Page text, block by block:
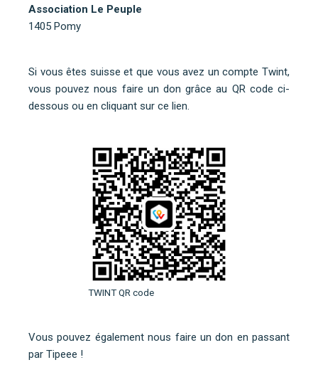
Association Le Peuple
1405 Pomy
Si vous êtes suisse et que vous avez un compte Twint,
vous pouvez nous faire un don grâce au QR code ci-
dessous ou en cliquant sur ce lien.
TWINT QR code
Vous pouvez également nous faire un don en passant
par Tipeee !